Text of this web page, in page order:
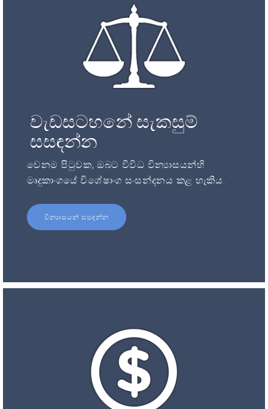
වැඩසටහනේ සැකසුම්
සසඳන්න
වෙනම පිටුවක, ඔබට විවිධ වින්‍යාසයන්හි
මෘදුකාංගයේ විශේෂාංග සංසන්දනය කළ හැකිය.
වින්‍යාසයන් සසඳන්න